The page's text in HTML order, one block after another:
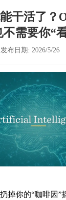
干活了？
不需要你“
发布日期: 2026/5/26
掉你的“咖啡因”